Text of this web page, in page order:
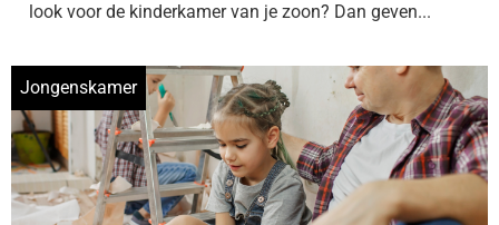
look voor de kinderkamer van je zoon? Dan geven...
Jongenskamer